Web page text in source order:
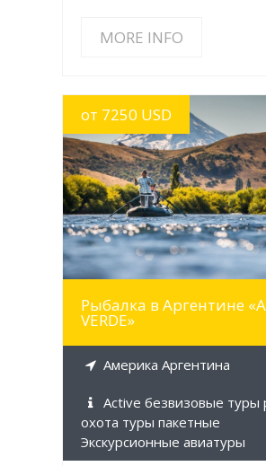
MORE INFO
от 7250 USD
MORE INFO
Рыбалка в Аргентине
VERDE»
Америка Аргентина
Active безвизовые туры
охота туры пакетные
Экскурсионные авиатуры